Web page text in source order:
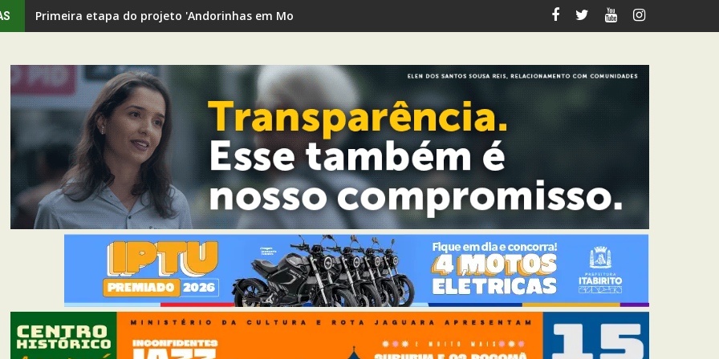
Passagem In Concert é adiado após novas exigências de segurança para eventos